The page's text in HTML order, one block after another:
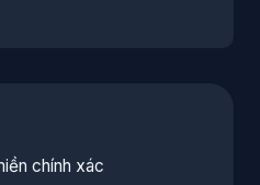
chính xác